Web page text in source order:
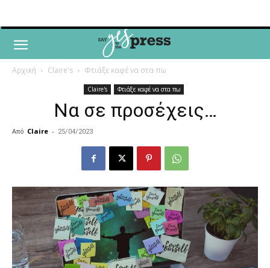
Αρχική Claire's Φτιάξε καφέ να στα πω
Claire's Φτιάξε καφέ να στα πω
Να σε προσέχεις…
Από Claire - 25/04/2023